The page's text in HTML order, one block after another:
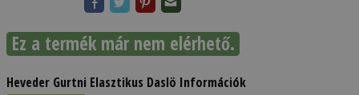
Ez a termék már nem elérhető.
Heveder Gurtni Elasztikus Daslö Információk